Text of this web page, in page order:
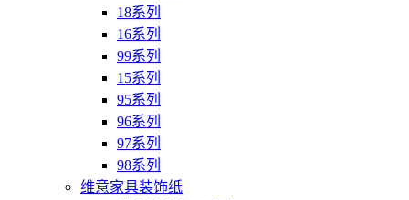
18系列
16系列
99系列
15系列
95系列
96系列
97系列
98系列
维意家具装饰纸